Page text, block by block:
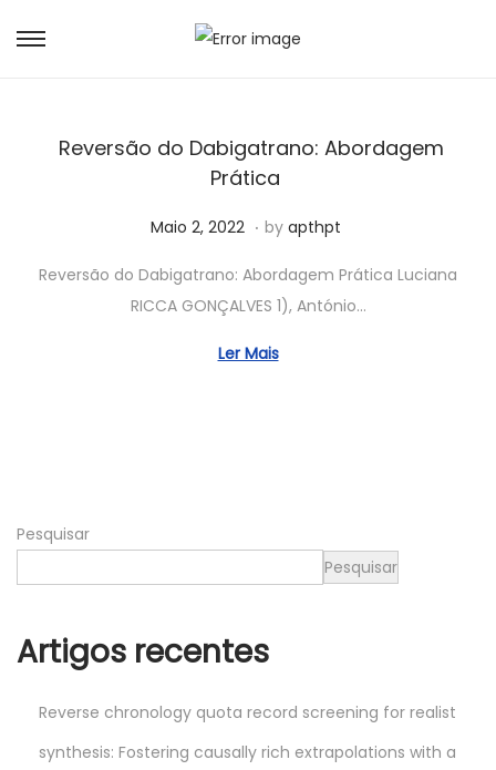
Reversão do Dabigatrano: Abordagem
Prática
Posted on
Maio 2, 2022 M
i
o
2
. by apthpt
Reversão do Dabigatrano: Abordagem Prática Luciana
RICCA GONÇALVES 1), António…
Ler Mais
Pesquisar
Pesquisar
Artigos recentes
Reverse chronology quota record screening for realist
synthesis: Fostering causally rich extrapolations with a